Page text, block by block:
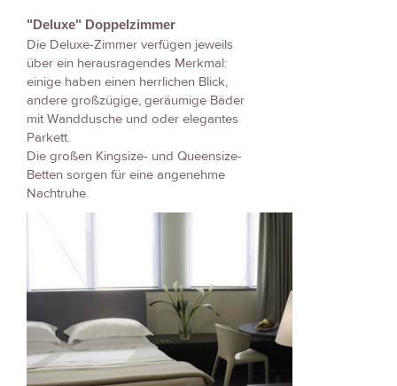
"Deluxe" Doppelzimmer
Die Deluxe-Zimmer verfügen jeweils
über ein herausragendes Merkmal:
einige haben einen herrlichen Blick,
andere großzügige, geräumige Bäder
mit Wanddusche und oder elegantes
Parkett.
Die großen Kingsize- und Queensize-
Betten sorgen für eine angenehme
Nachtruhe.